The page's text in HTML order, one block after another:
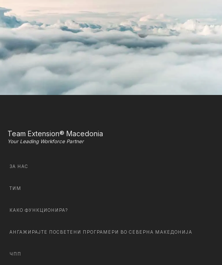
Team Extension® Macedonia
Your Leading Workforce Partner
ЗА НАС
ТИМ
КАКО ФУНКЦИОНИРА?
АНГАЖИРАЈТЕ ПОСВЕТЕНИ ПРОГРАМЕРИ ВО СЕВЕРНА МАКЕДОНИЈА
ЧПП